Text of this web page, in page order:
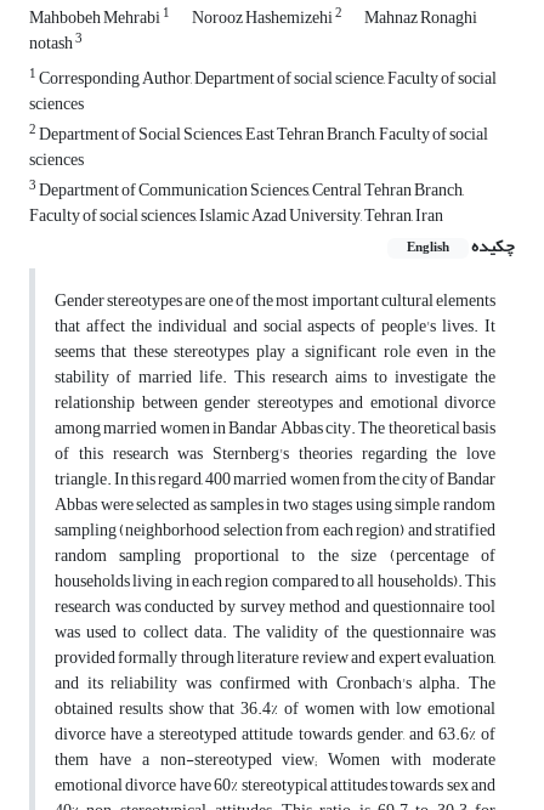
Mahbobeh Mehrabi1 Norooz Hashemizehi2 Mahnaz Ronaghi
notash3
1Corresponding Author, Department of social science, Faculty of social
sciences
2Department of Social Sciences, East Tehran Branch, Faculty of social
sciences
3Department of Communication Sciences, Central Tehran Branch,
Faculty of social sciences, Islamic Azad University, Tehran, Iran
چکیده
English
Gender stereotypes are one of the most important cultural elements
that affect the individual and social aspects of people's lives. It
seems that these stereotypes play a significant role even in the
stability of married life. This research aims to investigate the
relationship between gender stereotypes and emotional divorce
among married women in Bandar Abbas city. The theoretical basis
of this research was Sternberg's theories regarding the love
triangle. In this regard, 400 married women from the city of Bandar
Abbas were selected as samples in two stages using simple random
sampling (neighborhood selection from each region) and stratified
random sampling proportional to the size (percentage of
households living in each region compared to all households). This
research was conducted by survey method and questionnaire tool
was used to collect data. The validity of the questionnaire was
provided formally through literature review and expert evaluation,
and its reliability was confirmed with Cronbach's alpha. The
obtained results show that 36.4% of women with low emotional
divorce have a stereotyped attitude towards gender, and 63.6% of
them have a non-stereotyped view; Women with moderate
emotional divorce have 60% stereotypical attitudes towards sex and